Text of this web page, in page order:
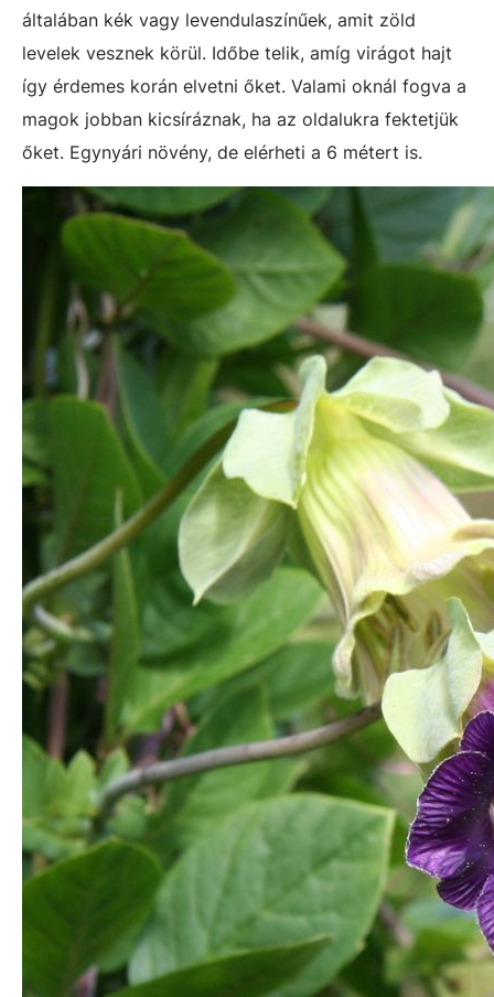
általában kék vagy levendulaszínűek, amit zöld
levelek vesznek körül. Időbe telik, amíg virágot hajt
így érdemes korán elvetni őket. Valami oknál fogva a
magok jobban kicsíráznak, ha az oldalukra fektetjük
őket. Egynyári növény, de elérheti a 6 métert is.